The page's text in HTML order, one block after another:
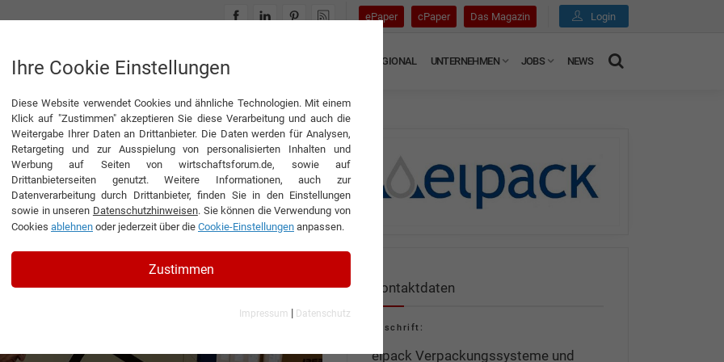
ePaper cPaper Das Magazin Login
INTERVIEWS REGIONAL UNTERNEHMEN JOBS NEWS
der elpack Verpackungssysteme und Logistik
Kontaktdaten
Anschrift:
elpack Verpackungssysteme und
Ihre Cookie Einstellungen
Diese Website verwendet Cookies und ähnliche Technologien. Mit einem
Klick auf "Zustimmen" akzeptieren Sie diese Verarbeitung und auch die
Weitergabe Ihrer Daten an Drittanbieter. Die Daten werden für Analysen,
Retargeting und zur Ausspielung von personalisierten Inhalten und
Werbung auf Seiten von wirtschaftsforum.de, sowie auf
Drittanbieterseiten genutzt. Weitere Informationen, auch zur
Datenverarbeitung durch Drittanbieter, finden Sie in den Einstellungen
sowie in unseren Datenschutzhinweisen. Sie können die Verwendung von
Cookies ablehnen oder jederzeit über die Cookie-Einstellungen anpassen.
Zustimmen
Impressum | Datenschutz